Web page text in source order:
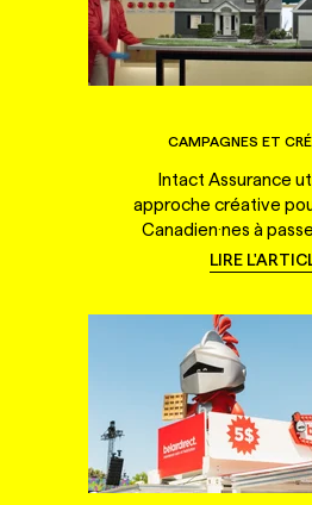
CAMPAGNES ET
Intact Assurance
approche créative
Canadien·nes à
LIRE